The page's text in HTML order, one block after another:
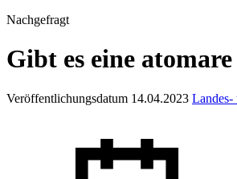
Nachgefragt
Gibt es eine
Veröffentlichungsdatum 14.04.2023 Landes-